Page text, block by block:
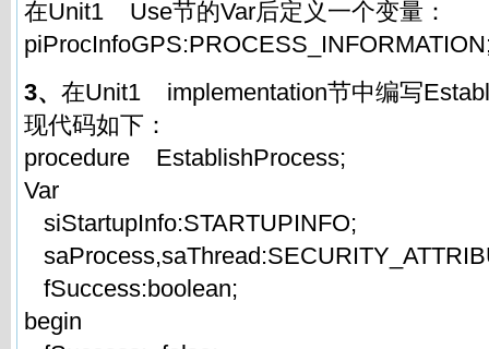
在Unit1 Use节的Var后定义一个变量：
3、 在Unit1 implementation节中编写
现代码如下：
procedure EstablishProcess;
Var
siStartupInfo:STARTUPINFO;
fSuccess:boolean;
begin